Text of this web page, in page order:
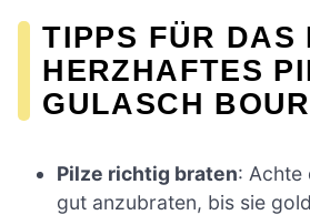
TIPPS FÜR DAS
HERZHAFTES
GULASCH
Pilze richtig braten: Achte
gut anzubraten, bis sie